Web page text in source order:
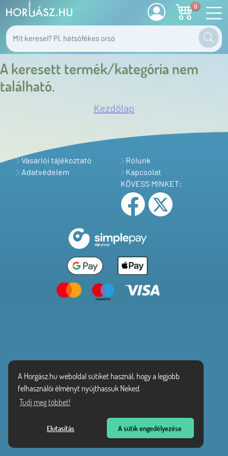
A Horgász.hu weboldal sütiket használ, hogy a legjobb
felhasználói élményt nyújthassuk Neked.
Tudj meg többet!
Elutasítás A sütik engedélyezése
0
A keresett termék/kategória nem
található.
Kezdőlap
Vásárlói tájékoztató
Adatvédelem
Rólunk
Kapcsolat
KÖVESS MINKET: